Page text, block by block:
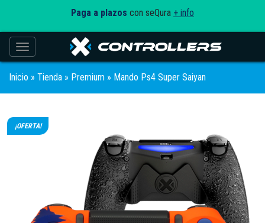
Paga a plazos con seQura + info
Toggle navigation
Inicio » Tienda » Premium » Mando Ps4 Super Saiyan
¡OFERTA!